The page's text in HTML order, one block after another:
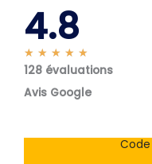
4.8
★ ★ ★ ★ ★
o
s
128 évaluations
Avis Google
Code